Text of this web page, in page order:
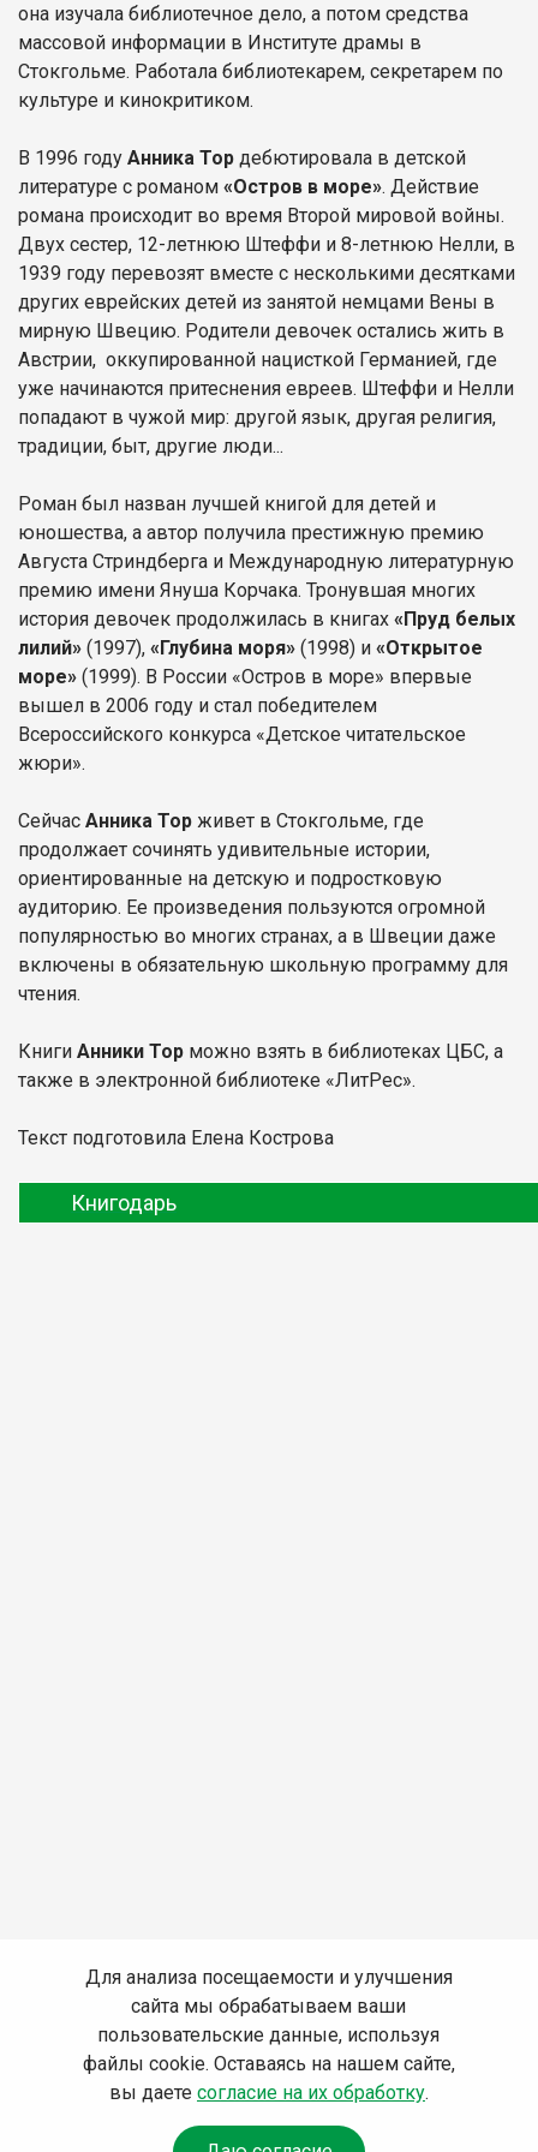
она изучала библиотечное дело, а потом средства
массовой информации в Институте драмы в
Стокгольме. Работала библиотекарем, секретарем по
культуре и кинокритиком.
В 1996 году Анника Тор дебютировала в детской
литературе с романом «Остров в море». Действие
романа происходит во время Второй мировой войны.
Двух сестер, 12-летнюю Штеффи и 8-летнюю Нелли, в
1939 году перевозят вместе с несколькими десятками
других еврейских детей из занятой немцами Вены в
мирную Швецию. Родители девочек остались жить в
Австрии, оккупированной нацисткой Германией, где
уже начинаются притеснения евреев. Штеффи и Нелли
попадают в чужой мир: другой язык, другая религия,
традиции, быт, другие люди...
Роман был назван лучшей книгой для детей и
юношества, а автор получила престижную премию
Августа Стриндберга и Международную литературную
премию имени Януша Корчака. Тронувшая многих
история девочек продолжилась в книгах «Пруд белых
лилий» (1997), «Глубина моря» (1998) и «Открытое
море» (1999). В России «Остров в море» впервые
вышел в 2006 году и стал победителем
Всероссийского конкурса «Детское читательское
жюри».
Сейчас Анника Тор живет в Стокгольме, где
продолжает сочинять удивительные истории,
ориентированные на детскую и подростковую
аудиторию. Ее произведения пользуются огромной
популярностью во многих странах, а в Швеции даже
включены в обязательную школьную программу для
чтения.
Книги Анники Тор можно взять в библиотеках ЦБС, а
также в электронной библиотеке «ЛитРес».
Текст подготовила Елена Кострова
Книгодарь
Для анализа посещаемости и улучшения
сайта мы обрабатываем ваши
пользовательские данные, используя
файлы cookie. Оставаясь на нашем сайте,
вы даете согласие на их обработку.